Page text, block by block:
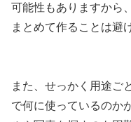
可能性もありますから
まとめて作ることは避
また、せっかく用途ご
で何に使っているのか